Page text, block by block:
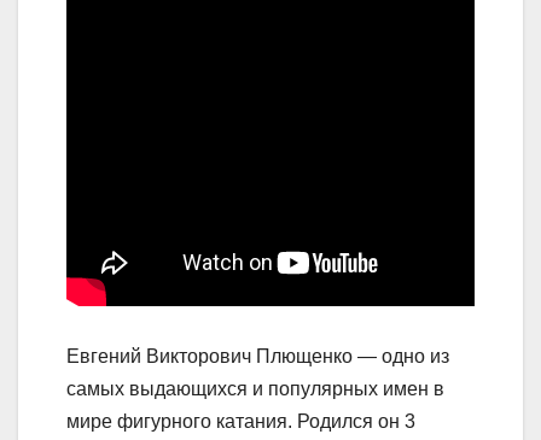
Евгений Викторович Плющенко — одно из
самых выдающихся и популярных имен в
мире фигурного катания. Родился он 3